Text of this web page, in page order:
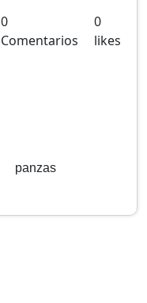
0
Comentarios
0
likes
panzas